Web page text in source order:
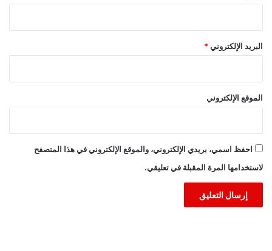
البريد الإلكتروني *
الموقع الإلكتروني
احفظ اسمي، بريدي الإلكتروني، والموقع الإلكتروني في هذا المتصفح
لاستخدامها المرة المقبلة في تعليقي.